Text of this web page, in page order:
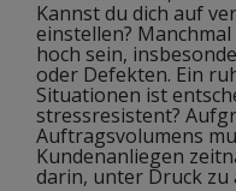
Kannst du dich auf
einstellen?
hoch sein,
oder Defekten. Ein
Situationen ist
stressresistent?
Auftragsvolumens
Kundenanliegen
darin, unter Druck zu